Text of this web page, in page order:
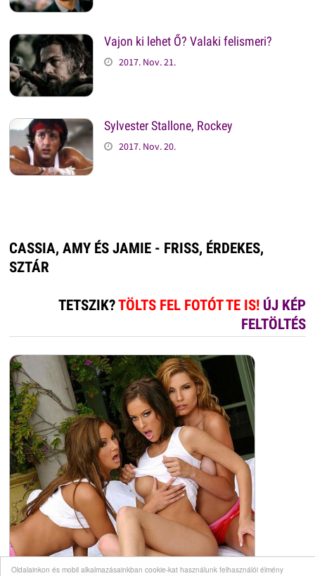
Oldalainkon és mobil alkalmazásainkban cookie-kat használunk felhasználói élmény
Vajon ki lehet Ő? Valaki felismeri?
2017. Nov. 21.
Sylvester Stallone, Rockey
2017. Nov. 20.
CASSIA, AMY ÉS JAMIE - FRISS, ÉRDEKES,
SZTÁR
TETSZIK?TÖLTS FEL FOTÓT TE IS! ÚJ KÉP
FELTÖLTÉS